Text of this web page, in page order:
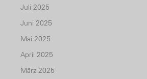
Juli 2025
Juni 2025
Mai 2025
April 2025
März 2025